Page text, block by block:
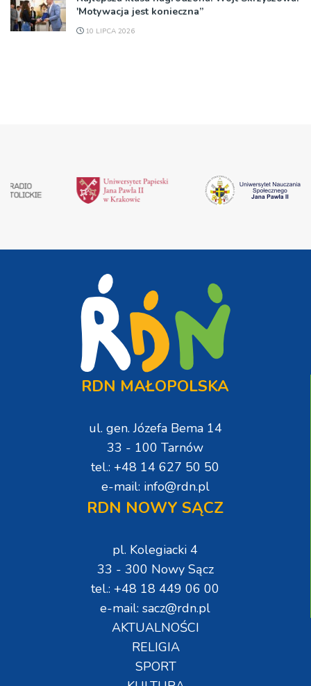
'Motywacja jest konieczna”
10 LIPCA 2026
RDN MAŁOPOLSKA
ul. gen. Józefa Bema 14
33 - 100 Tarnów
tel.: +48 14 627 50 50
e-mail: info@rdn.pl
RDN NOWY SĄCZ
pl. Kolegiacki 4
33 - 300 Nowy Sącz
tel.: +48 18 449 06 00
e-mail: sacz@rdn.pl
AKTUALNOŚCI
RELIGIA
SPORT